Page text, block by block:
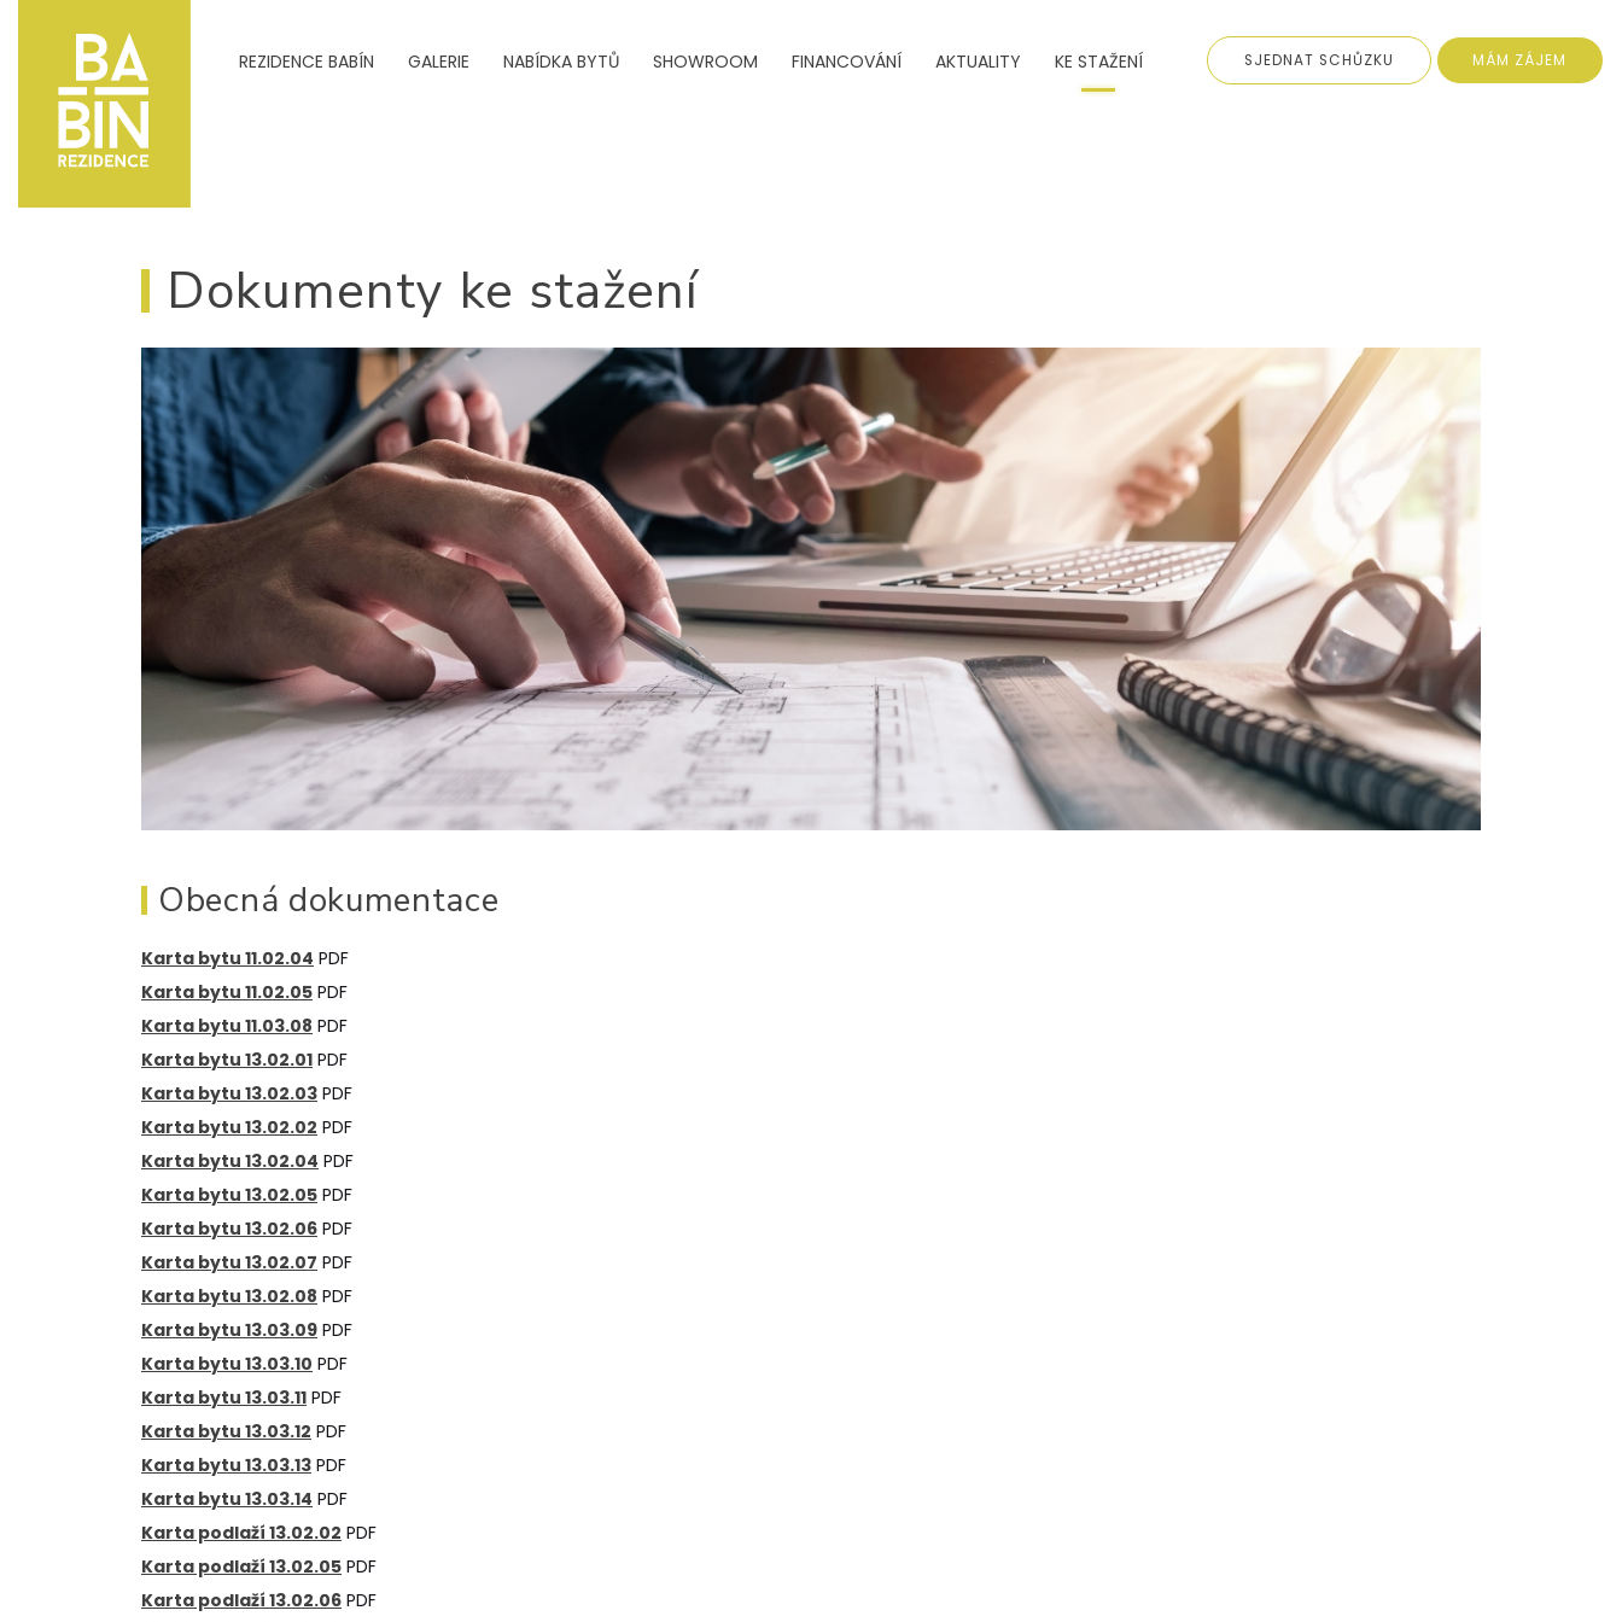
REZIDENCE BABÍN GALERIE NABÍDKA BYTŮ SHOWROOM FINANCOVÁNÍ AKTUALITY KE STAŽENÍ SJEDNAT SCHŮZKU MÁM ZÁJEM
Dokumenty ke stažení
Obecná dokumentace
Karta bytu 11.02.04 PDF
Karta bytu 11.02.05 PDF
Karta bytu 11.03.08 PDF
Karta bytu 13.02.01 PDF
Karta bytu 13.02.03 PDF
Karta bytu 13.02.02 PDF
Karta bytu 13.02.04 PDF
Karta bytu 13.02.05 PDF
Karta bytu 13.02.06 PDF
Karta bytu 13.02.07 PDF
Karta bytu 13.02.08 PDF
Karta bytu 13.03.09 PDF
Karta bytu 13.03.10 PDF
Karta bytu 13.03.11 PDF
Karta bytu 13.03.12 PDF
Karta bytu 13.03.13 PDF
Karta bytu 13.03.14 PDF
Karta podlaží 13.02.02 PDF
Karta podlaží 13.02.05 PDF
Karta podlaží 13.02.06 PDF